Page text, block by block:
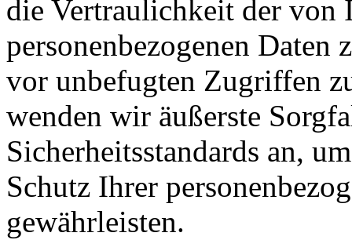
die Vertraulichkeit der von
personenbezogenen Daten
vor unbefugten Zugriffen
wenden wir äußerste
Sicherheitsstandards an,
Schutz Ihrer
gewährleisten.